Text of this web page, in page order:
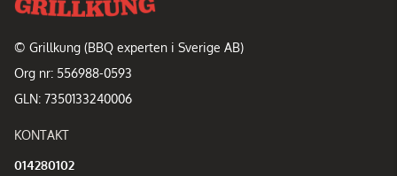
© Grillkung (BBQ experten i Sverige AB)
Org nr: 556988-0593
GLN: 7350133240006
KONTAKT
014280102